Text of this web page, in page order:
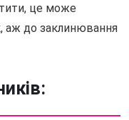
це може
аж до заклинювання